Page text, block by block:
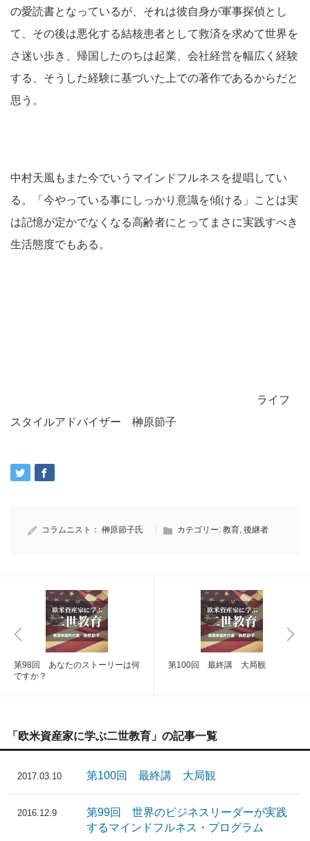
の愛読書となっているが、それは彼自身が軍事探偵とし
て、その後は悪化する結核患者として救済を求めて世界を
さ迷い歩き、帰国したのちは起業、会社経営を幅広く経験
する、そうした経験に基づいた上での著作であるからだと
思う。
中村天風もまた今でいうマインドフルネスを提唱してい
る。「今やっている事にしっかり意識を傾ける」ことは実
は記憶が定かでなくなる高齢者にとってまさに実践すべき
生活態度でもある。
ライフ
スタイルアドバイザー 榊原節子
コラムニスト： 榊原節子氏 カテゴリー: 教育, 後継者
第98回 あなたのストーリーは何
ですか？
第100回 最終講 大局観
「欧米資産家に学ぶ二世教育」の記事一覧
2017.03.10 第100回 最終講 大局観
2016.12.9
第99回 世界のビジネスリーダーが実践
するマインドフルネス・プログラム